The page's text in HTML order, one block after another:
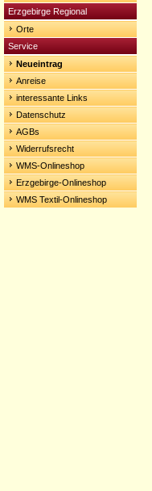
Erzgebirge Regional
Orte
Service
Neueintrag
Anreise
interessante Links
Datenschutz
AGBs
Widerrufsrecht
WMS-Onlineshop
Erzgebirge-Onlineshop
WMS Textil-Onlineshop